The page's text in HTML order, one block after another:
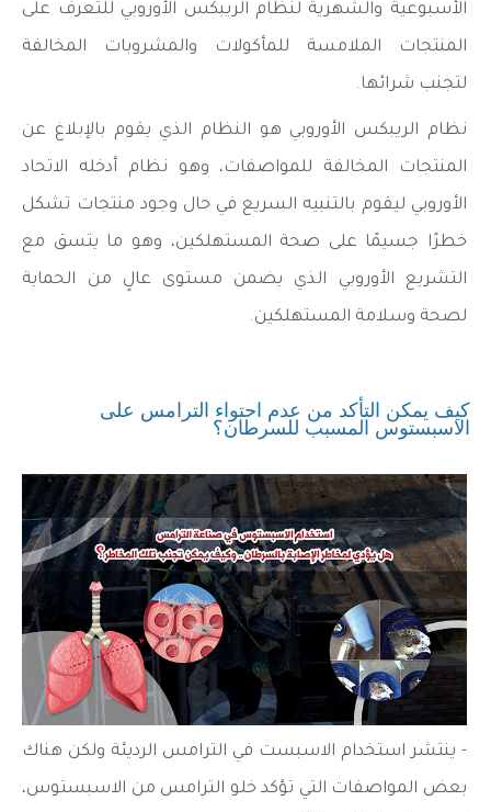
الأسبوعية والشهرية لنظام الريبكس الأوروبي للتعرف على
المنتجات الملامسة للمأكولات والمشروبات المخالفة
لتجنب شرائها.
نظام الريبكس الأوروبي هو النظام الذي يقوم بالإبلاغ عن
المنتجات المخالفة للمواصفات، وهو نظام أدخله الاتحاد
الأوروبي ليقوم بالتنبيه السريع في حال وجود منتجات تشكل
خطرًا جسيمًا على صحة المستهلكين، وهو ما يتسق مع
التشريع الأوروبي الذي يضمن مستوى عالٍ من الحماية
لصحة وسلامة المستهلكين.
كيف يمكن التأكد من عدم احتواء الترامس على
الاسبستوس المسبب للسرطان؟
- ينتشر استخدام الاسبست في الترامس الرديئة ولكن هناك
بعض المواصفات التي تؤكد خلو الترامس من الاسبستوس،